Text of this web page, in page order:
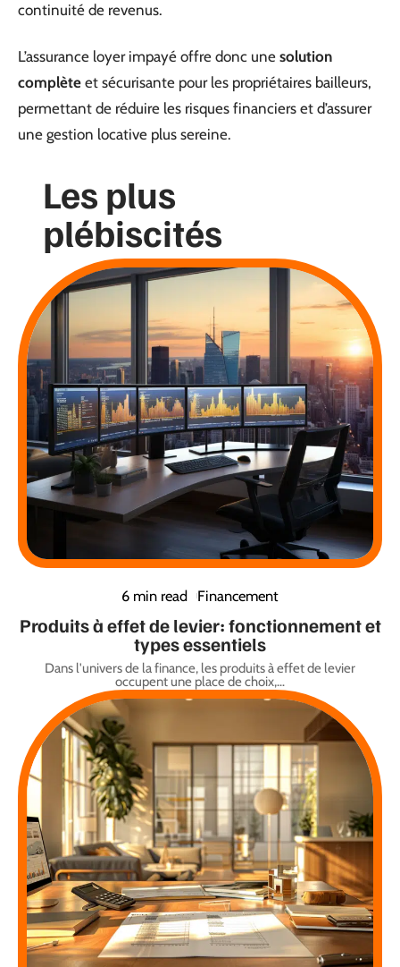
continuité de revenus.
L’assurance loyer impayé offre donc une solution
complète et sécurisante pour les propriétaires bailleurs,
permettant de réduire les risques financiers et d’assurer
une gestion locative plus sereine.
Les plus
plébiscités
6 min read Financement
Produits à effet de levier: fonctionnement et
types essentiels
Dans l'univers de la finance, les produits à effet de levier
occupent une place de choix,…